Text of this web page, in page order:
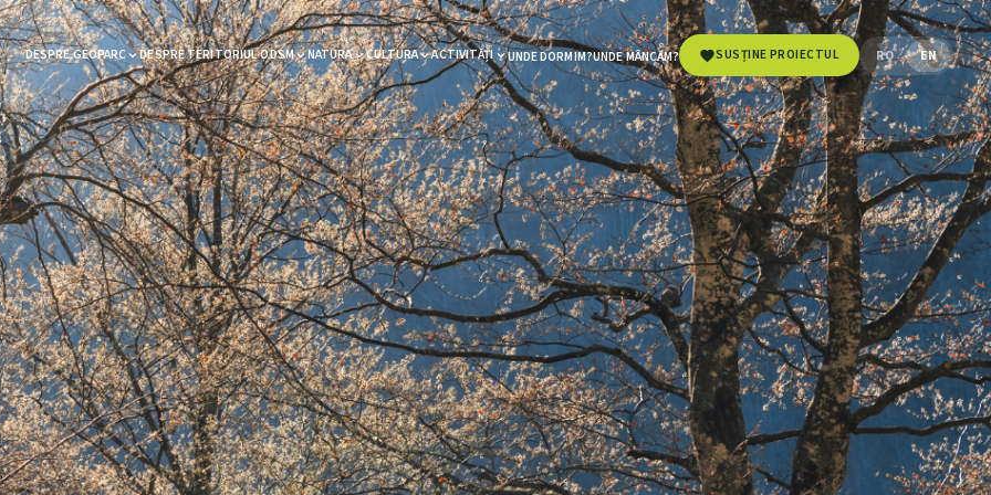
DESPRE GEOPARC DESPRE TERITORIUL ODSM NATURA CULTURA ACTIVITĂȚI UNDE DORMIM?UNDE MÂNCĂM? SUSȚINE PROIECTUL RO EN